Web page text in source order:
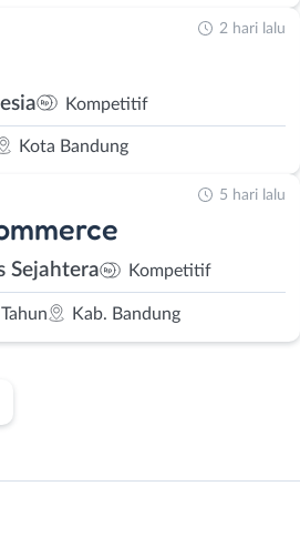
Kompetitif
Kota Bandung
2 hari lalu
Sejahtera Kompetitif
Kab. Bandung
5 hari lalu